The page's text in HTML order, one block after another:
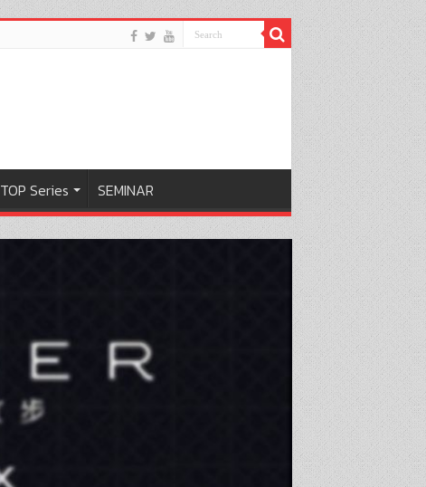
TOP Series SEMINAR